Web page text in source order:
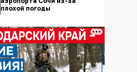
плохой погоды